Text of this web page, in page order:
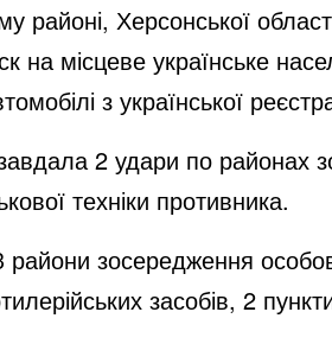
районі, Херсонської
на місцеве українське
з української
2 удари по районах
техніки противника.
райони зосередження
засобів, 2